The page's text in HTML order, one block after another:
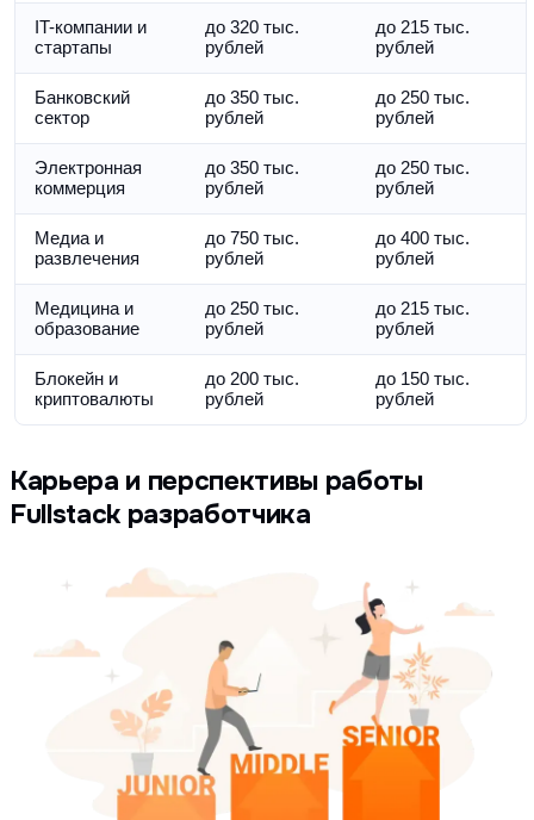
IT-компании и
стартапы
до 320 тыс.
рублей
до 215 тыс.
рублей
Банковский
сектор
до 350 тыс.
рублей
до 250 тыс.
рублей
Электронная
коммерция
до 350 тыс.
рублей
до 250 тыс.
рублей
Медиа и
развлечения
до 750 тыс.
рублей
до 400 тыс.
рублей
Медицина и
образование
до 250 тыс.
рублей
до 215 тыс.
рублей
Блокейн и
криптовалюты
до 200 тыс.
рублей
до 150 тыс.
рублей
Карьера и перспективы работы
Fullstack разработчика